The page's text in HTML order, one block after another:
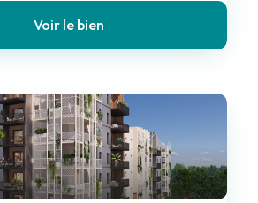
Voir le bien